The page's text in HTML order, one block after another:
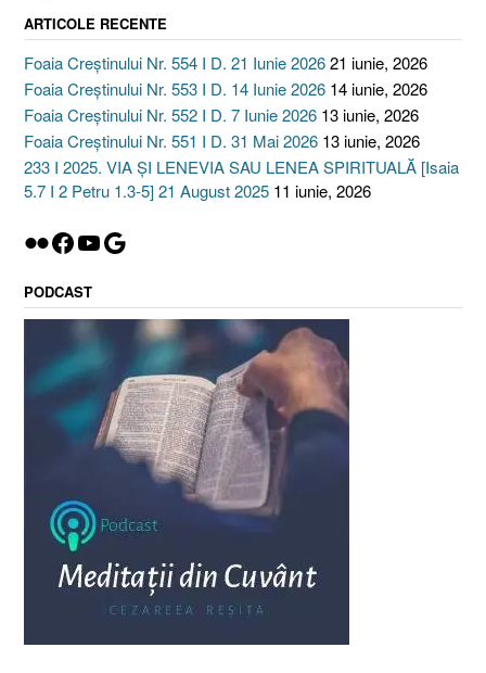
ARTICOLE RECENTE
Foaia Creștinului Nr. 554 I D. 21 Iunie 202621 iunie, 2026
Foaia Creștinului Nr. 553 I D. 14 Iunie 2026 14 iunie, 2026
Foaia Creștinului Nr. 552 I D. 7 Iunie 2026 13 iunie, 2026
Foaia Creștinului Nr. 551 I D. 31 Mai 2026 13 iunie, 2026
233 I 2025. VIA ȘI LENEVIA SAU LENEA SPIRITUALĂ [Isaia
5.7 I 2 Petru 1.3-5] 21 August 2025 11 iunie, 2026
Flickr
Facebook
YouTube
Google
PODCAST